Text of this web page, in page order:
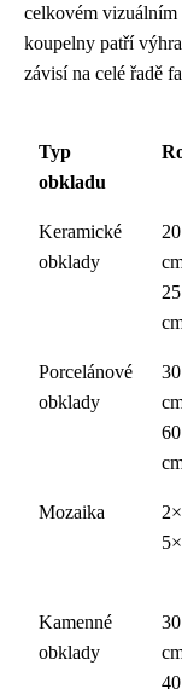
celkovém
koupelny patří
závisí na celé řadě
Typ
obkladu
Keramické
obklady
Porcelánové
obklady
Mozaika
Kamenné
obklady